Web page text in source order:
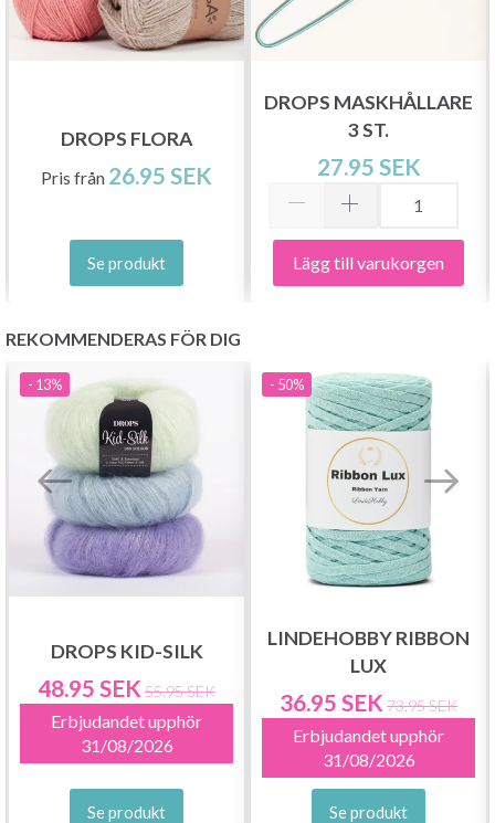
DROPS FLORA
Pris från 26.95 SEK
Se produkt
DROPS MASKHÅLLARE
3 ST.
27.95 SEK
Lägg till varukorgen
REKOMMENDERAS FÖR DIG
- 13%
DROPS KID-SILK
48.95 SEK 55.95 SEK
Erbjudandet upphör
31/08/2026
Se produkt
- 50%
LINDEHOBBY RIBBON
LUX
36.95 SEK 73.95 SEK
Erbjudandet upphör
31/08/2026
Se produkt
Spara upp till 50%!
Bli en del av vår garn-gemenskap och få
exklusiv tillgång till inspirerande
stickmönster och specialerbjudanden!
Prenumerera